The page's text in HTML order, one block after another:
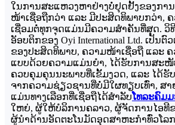
ໃນການສະແຫວງຫາຢ່າງບໍ່ຢຸດຢັ້ງຂອງກາ
ໜ້າເຊື່ອຖືກວ່າ ແລະ ມີປະສິດທິພາບກວ່າ,
ເຊື່ອມຕໍ່ທຸກຈຸດແມ່ນມີຄວາມສຳຄັນທີ່ສຸດ. ວິ
ອັອບຕິກຂອງ Oyi International Ltd. ເປັນ
ຂອງປະສິດທິພາບ, ຄວາມໜ້າເຊື່ອຖື ແລະ
ແບບດ້ວຍຄວາມແມ່ນຍຳ, ໄດ້ຮັບການສະ
ຄວບຄຸມຄຸນນະພາບທີ່ເຂັ້ມງວດ, ແລະ ໄດ້
ຈາກຄວາມຊ່ຽວຊານທີ່ບໍ່ມີໃຜທຽບເທົ່າ, ສາ
ແມ່ນທາງເລືອກທີ່ເຊື່ອຖືໄດ້ສຳລັບໂທລະຄົມ
ໃຫຍ່, ຜູ້ໃຫ້ບໍລິການຄລາວ, ຜູ້ຈັດການໄອທີ
ຜູ້ນຳດ້ານອັດຕະໂນມັດອຸດສາຫະກຳທົ່ວໂລ